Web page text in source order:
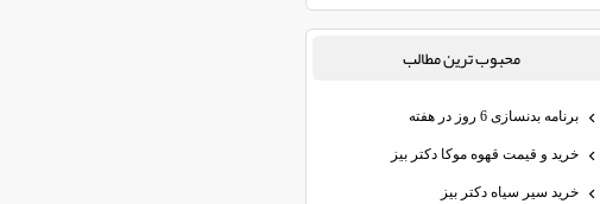
محبوب ترين مطالب
برنامه بدنسازی 6 روز در هفته
خرید و قیمت قهوه موکا دکتر بیز
خرید سیر سیاه دکتر بیز